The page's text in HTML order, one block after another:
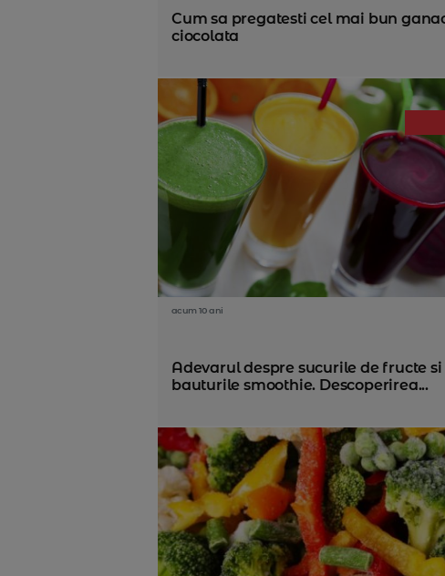
Cum sa pregatesti cel mai bun
ciocolata
acum 10 ani
Adevarul despre sucurile de fructe si
bauturile smoothie. Descoperirea...